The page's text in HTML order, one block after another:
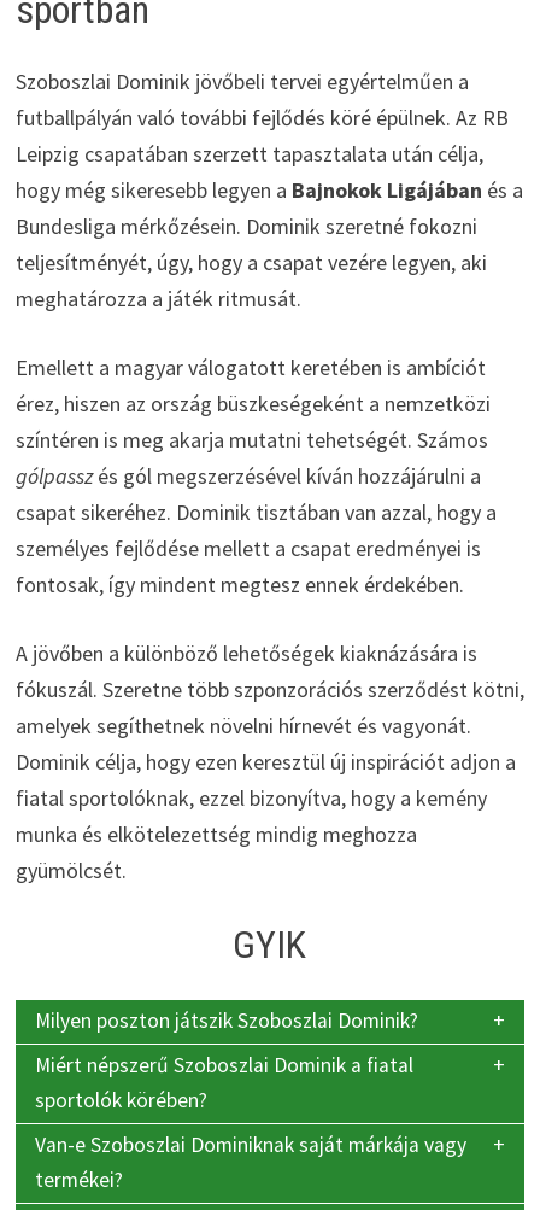
Szoboszlai Dominik jövőbeli tervei egyértelműen a
futballpályán való további fejlődés köré épülnek. Az RB
Leipzig csapatában szerzett tapasztalata után célja,
hogy még sikeresebb legyen a Bajnokok Ligájában és a
Bundesliga mérkőzésein. Dominik szeretné fokozni
teljesítményét, úgy, hogy a csapat vezére legyen, aki
meghatározza a játék ritmusát.
Emellett a magyar válogatott keretében is ambíciót
érez, hiszen az ország büszkeségeként a nemzetközi
színtéren is meg akarja mutatni tehetségét. Számos
gólpasszés gól megszerzésével kíván hozzájárulni a
csapat sikeréhez. Dominik tisztában van azzal, hogy a
személyes fejlődése mellett a csapat eredményei is
fontosak, így mindent megtesz ennek érdekében.
A jövőben a különböző lehetőségek kiaknázására is
fókuszál. Szeretne több szponzorációs szerződést kötni,
amelyek segíthetnek növelni hírnevét és vagyonát.
Dominik célja, hogy ezen keresztül új inspirációt adjon a
fiatal sportolóknak, ezzel bizonyítva, hogy a kemény
munka és elkötelezettség mindig meghozza
gyümölcsét.
GYIK
Milyen poszton játszik Szoboszlai Dominik?
Miért népszerű Szoboszlai Dominik a fiatal
sportolók körében?
Van-e Szoboszlai Dominiknak saját márkája vagy
termékei?